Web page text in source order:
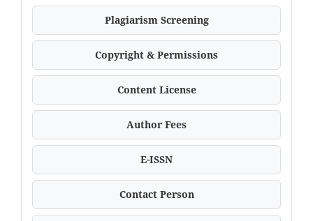
Plagiarism Screening
Copyright & Permissions
Content License
Author Fees
E-ISSN
Contact Person